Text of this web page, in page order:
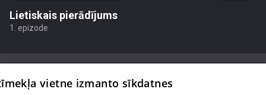
Lietiskais pierādījums
1. epizode
vietne izmanto sīkdatnes